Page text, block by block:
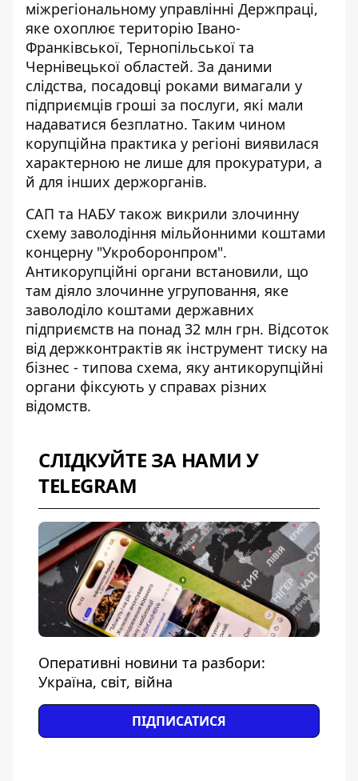
міжрегіональному управлінні Держпраці,
яке охоплює територію Івано-
Франківської, Тернопільської та
Чернівецької областей. За даними
слідства, посадовці роками вимагали у
підприємців гроші за послуги, які мали
надаватися безплатно. Таким чином
корупційна практика у регіоні виявилася
характерною не лише для прокуратури, а
й для інших держорганів.
САП та НАБУ також викрили злочинну
схему заволодіння мільйонними коштами
концерну "Укроборонпром".
Антикорупційні органи встановили, що
там діяло злочинне угруповання, яке
заволоділо коштами державних
підприємств на понад 32 млн грн. Відсоток
від держконтрактів як інструмент тиску на
бізнес - типова схема, яку антикорупційні
органи фіксують у справах різних
відомств.
СЛІДКУЙТЕ ЗА НАМИ У
TELEGRAM
Оперативні новини та разбори:
Україна, світ, війна
ПІДПИСАТИСЯ